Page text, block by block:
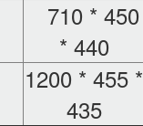
710 * 450
* 440
1200 * 455 *
435